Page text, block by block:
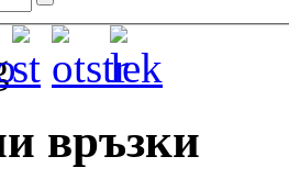
връзки